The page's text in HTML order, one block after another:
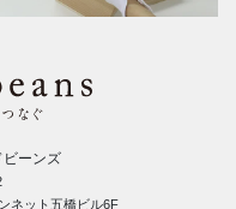
ビーンズ
ネット五橋ビル6F